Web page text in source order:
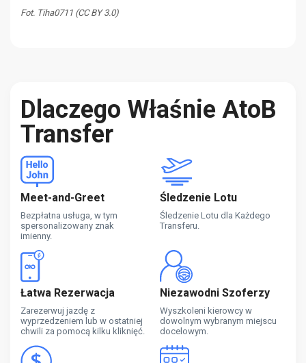
Fot. Tiha0711 (CC BY 3.0)
Dlaczego Właśnie AtoB
Transfer
Meet-and-Greet
Bezpłatna usługa, w tym
spersonalizowany znak
imienny.
Śledzenie Lotu
Śledzenie Lotu dla Każdego
Transferu.
Łatwa Rezerwacja
Zarezerwuj jazdę z
wyprzedzeniem lub w ostatniej
chwili za pomocą kilku kliknięć.
Niezawodni Szoferzy
Wyszkoleni kierowcy w
dowolnym wybranym miejscu
docelowym.